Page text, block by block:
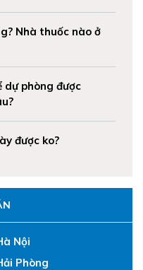
Nhà thuốc nào ở
dự phòng được
được ko?
Nội
Phòng